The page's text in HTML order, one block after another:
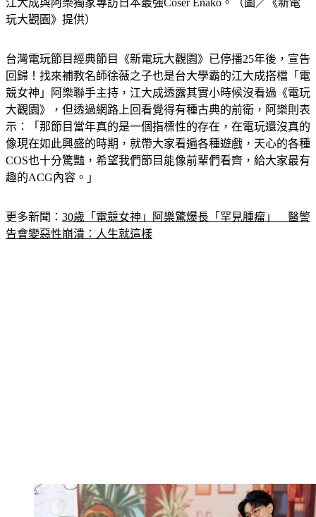
江大成與阿樂獨家專訪日本最強Coser Enako。（圖／《新電
台灣電玩節目經典節目《新電玩大觀園》已停播25年後，宣告
回歸！找來補教名師徐薇之子也是台大學霸的江大成搭檔「電
競女神」阿樂聯手主持，江大成透露其實小時候沒看過《電玩
大觀園》，但透過網路上回看覺得有種古典的前衛，阿樂則表
示：「那節目當年真的是一個指標性的存在，在電玩還沒真的
像現在如此興盛的時期，就帶大家看遍各種遊戲，天心的各種
COS也十分驚豔，希望我們節目能像前輩們看齊，給大家最有
更多新聞：30歲「電競女神」阿樂驚爆長「罕見腫瘤」　醫警